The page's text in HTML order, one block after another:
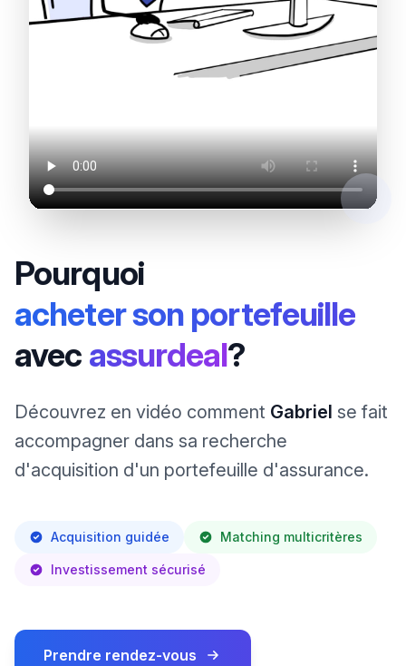
Pourquoi
acheter son portefeuille
avec assurdeal?
Découvrez en vidéo comment Gabriel se fait
accompagner dans sa recherche
d'acquisition d'un portefeuille d'assurance.
Acquisition guidée Matching multicritères
Investissement sécurisé
Prendre rendez-vous